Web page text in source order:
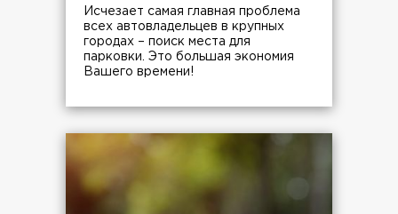
Исчезает самая главная проблема
всех автовладельцев в крупных
городах – поиск места для
парковки. Это большая экономия
Вашего времени!